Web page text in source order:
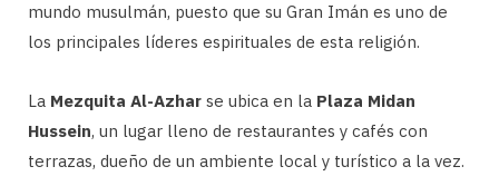
mundo musulmán, puesto que su Gran Imán es uno de
los principales líderes espirituales de esta religión.
La Mezquita Al-Azhar se ubica en la Plaza Midan
Hussein, un lugar lleno de restaurantes y cafés con
terrazas, dueño de un ambiente local y turístico a la vez.